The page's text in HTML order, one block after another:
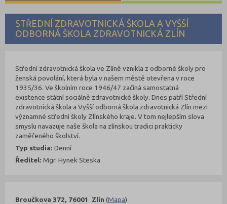
STŘEDNÍ ZDRAVOTNICKÁ ŠKOLA A VYŠŠÍ
ODBORNÁ ŠKOLA ZDRAVOTNICKÁ ZLÍN
Broučkova 372, 76001 Zlín (Mapa)
Střední zdravotnická škola ve Zlíně vznikla z odborné školy pro
ženská povolání, která byla v našem městě otevřena v roce
1935/36. Ve školním roce 1946/47 začíná samostatná
existence státní sociálně zdravotnické školy. Dnes patří Střední
zdravotnická škola a Vyšší odborná škola zdravotnická Zlín mezi
významné střední školy Zlínského kraje. V tom nejlepším slova
smyslu navazuje naše škola na zlínskou tradici prakticky
zaměřeného školství.
Typ studia: Denní
Ředitel: Mgr. Hynek Steska